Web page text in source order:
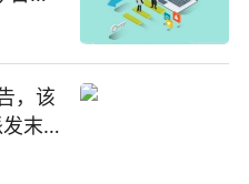
，该
末
日